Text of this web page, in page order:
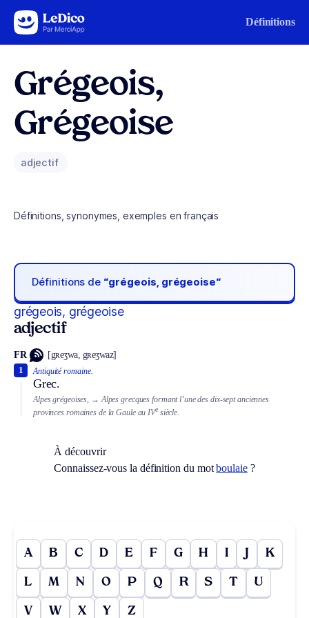
Aller au contenu Définitions
Grégeois,
Grégeoise
adjectif
Définitions, synonymes, exemples en français
Définitions de “grégeois, grégeoise“
grégeois, grégeoise
adjectif
FR [gʀeʒwa, gʀeʒwaz]
Antiquité romaine.
Grec.
1
Alpes grégeoises, → Alpes grecques formant l’une des dix-sept anciennes
provinces romaines de la Gaule au IVesiècle.
À découvrir
Connaissez-vous la définition du motboulaie?
A B C D E F G H I J K
L M N O P Q R S T U
V W X Y Z